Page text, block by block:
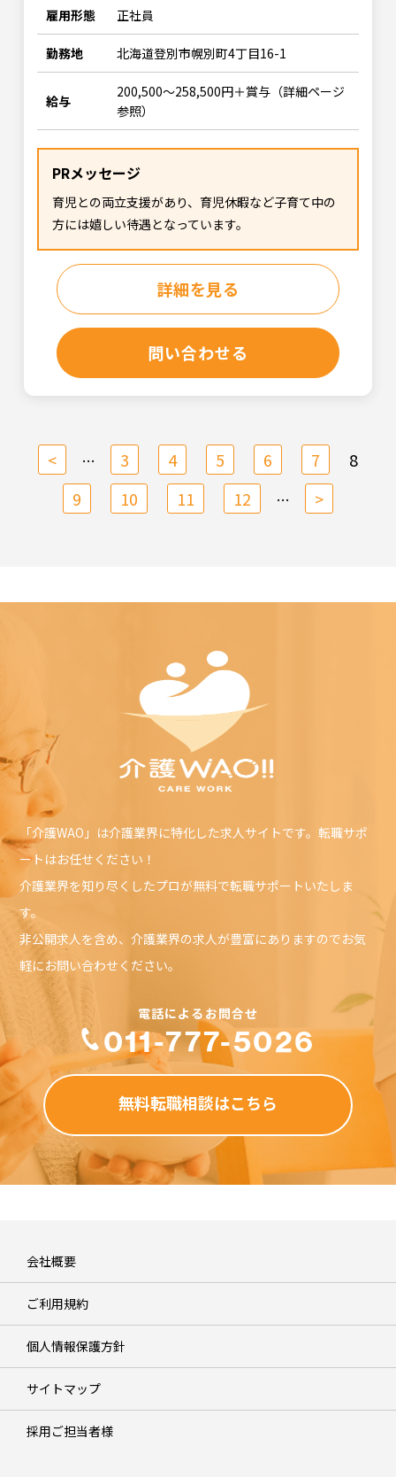
雇用形態 正社員
勤務地 北海道登別市幌別町4丁目16-1
給与
200,500～258,500円＋賞与（詳細ページ
参照）
PRメッセージ
育児との両立支援があり、育児休暇など子育て中の
方には嬉しい待遇となっています。
詳細を見る
問い合わせる
< … 3 4 5 6 7
8
9
10 11 12 … >
「介護WAO」は介護業界に特化した求人サイトです。転職サポ
ートはお任せください！
介護業界を知り尽くしたプロが無料で転職サポートいたしま
す。
非公開求人を含め、介護業界の求人が豊富にありますのでお気
軽にお問い合わせください。
011-777-5026
無料転職相談はこちら
会社概要
ご利用規約
個人情報保護方針
サイトマップ
採用ご担当者様